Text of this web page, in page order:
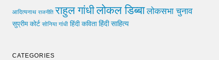
आदित्यनाथ राजनीति राहुल गांधीलोकल डिब्बा लोकसभा चुनाव
सुप्रीम कोर्ट सोनिया गांधी हिंदी कविता हिंदी साहित्य
CATEGORIES